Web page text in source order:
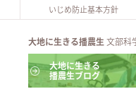
いじめ防止基本方針
大地に生きる播農生 文部科
大地に生きる
播農生ブログ